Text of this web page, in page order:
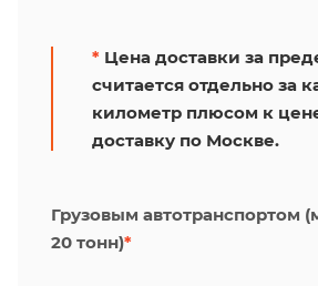
* Цена доставки за
считается отдельно за
километр плюсом к
доставку по Москве.
Грузовым автотранспортом
20 тонн)*